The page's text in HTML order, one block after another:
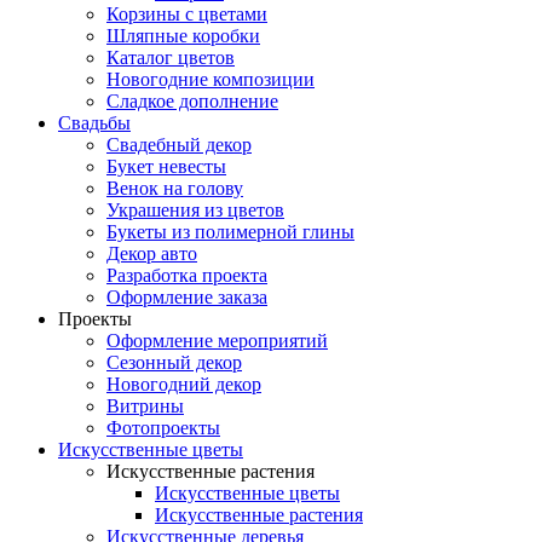
Корзины с цветами
Шляпные коробки
Каталог цветов
Новогодние композиции
Сладкое дополнение
Свадьбы
Свадебный декор
Букет невесты
Венок на голову
Украшения из цветов
Букеты из полимерной глины
Декор авто
Разработка проекта
Оформление заказа
Проекты
Оформление мероприятий
Сезонный декор
Новогодний декор
Витрины
Фотопроекты
Искусственные цветы
Искусственные растения
Искусственные цветы
Искусственные растения
Искусственные деревья